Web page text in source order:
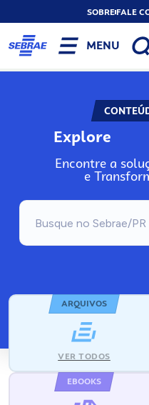
SOBREFALE
MENU
Explore
Encontre a
e
ARQUIVOS
VER TODOS
EBOOKS